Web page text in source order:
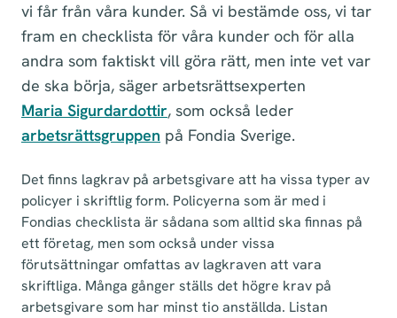
vi får från våra kunder. Så vi bestämde oss, vi tar
fram en checklista för våra kunder och för alla
andra som faktiskt vill göra rätt, men inte vet var
de ska börja, säger arbetsrättsexperten
Maria Sigurdardottir, som också leder
arbetsrättsgruppen på Fondia Sverige.
Det finns lagkrav på arbetsgivare att ha vissa typer av
policyer i skriftlig form. Policyerna som är med i
Fondias checklista är sådana som alltid ska finnas på
ett företag, men som också under vissa
förutsättningar omfattas av lagkraven att vara
skriftliga. Många gånger ställs det högre krav på
arbetsgivare som har minst tio anställda. Listan